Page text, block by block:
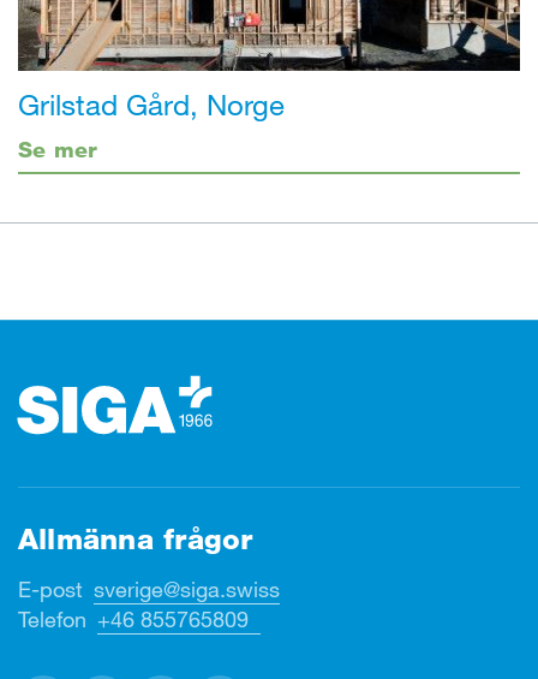
Grilstad Gård, Norge
Se mer
Allmänna frågor
E-post sverige@siga.swiss
Telefon +46 855765809